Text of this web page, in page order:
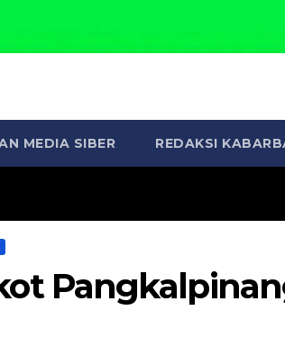
MEDIA SIBER REDAKSI